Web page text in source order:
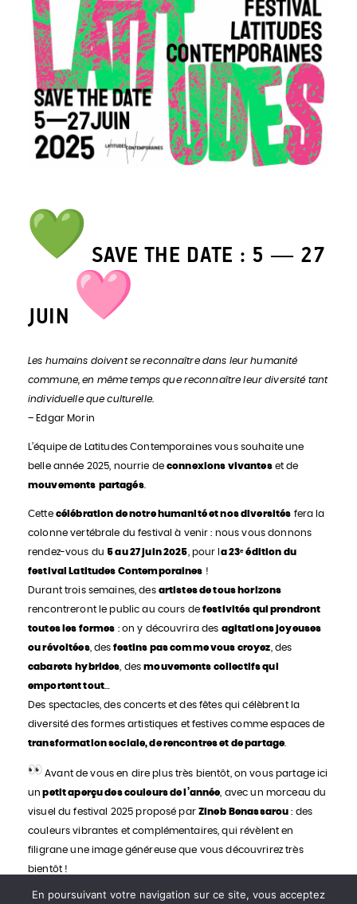
SAVE THE DATE : 5 — 27
JUIN
Les humains doivent se reconnaître dans leur humanité
commune, en même temps que reconnaître leur diversité tant
individuelle que culturelle.
– Edgar Morin
L’équipe de Latitudes Contemporaines vous souhaite une
belle année 2025, nourrie deconnexions vivanteset de
mouvements partagés.
Cette célébration de notre humanité et nos diversités fera la
colonne vertébrale du festival à venir : nous vous donnons
rendez-vous du 5 au 27 juin 2025, pour l a 23ᵉ édition du
festival Latitudes Contemporaines !
Durant trois semaines, des artistes de tous horizons
rencontreront le public au cours defestivités qui prendront
toutes les formes : on y découvrira des agitations joyeuses
ou révoltées, des festins pas comme vous croyez, des
cabarets hybrides, desmouvements collectifs qui
emportent tout…
Des spectacles, des concerts et des fêtes qui célèbrent la
diversité des formes artistiques et festives comme espaces de
transformation sociale, de rencontres et de partage.
Avant de vous en dire plus très bientôt, on vous partage ici
un petit aperçu des couleurs de l’année, avec un morceau du
visuel du festival 2025 proposé parZineb Benassarou : des
couleurs vibrantes et complémentaires, qui révèlent en
filigrane une image généreuse que vous découvrirez très
bientôt !
En poursuivant votre navigation sur ce site, vous acceptez